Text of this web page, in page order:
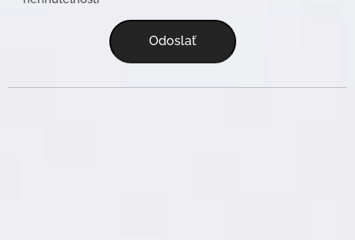
Odoslať